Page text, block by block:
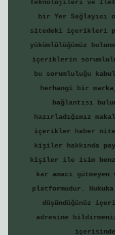
Teknolojileri ve
bir Yer Sağlayıcı
sitedeki içerikleri
yükümlülüğümüz
içeriklerin
bu sorumluluğu
herhangi bir
bağlantısı
hazırladığımız
içerikler haber
kişiler hakkında
kişiler ile isim
kar amacı
platformudur.
düşündüğünüz
adresine